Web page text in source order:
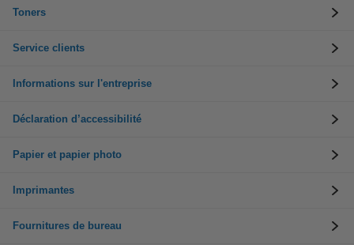
Toners
Service clients
Informations sur l'entreprise
Déclaration d’accessibilité
Papier et papier photo
Imprimantes
Fournitures de bureau